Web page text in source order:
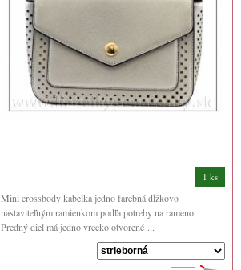
1 ks
Mini crossbody kabelka jedno farebná dĺžkovo
nastaviteľným ramienkom podľa potreby na rameno.
Predný diel má jedno vrecko otvorené ...